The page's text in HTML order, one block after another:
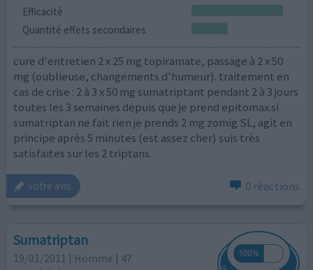
Efficacité
Quantité effets secondaires
cure d'entretien 2 x 25 mg topiramate, passage à 2 x 50
mg (oublieuse, changements d'humeur). traitement en
cas de crise : 2 à 3 x 50 mg sumatriptant pendant 2 à 3 jours
toutes les 3 semaines depuis que je prend epitomax.si
sumatriptan ne fait rien je prends 2 mg zomig SL, agit en
principe après 5 minutes (est assez cher) suis très
satisfaites sur les 2 triptans.
votre avis 0 réactions
Sumatriptan
19/01/2011 | Homme | 47